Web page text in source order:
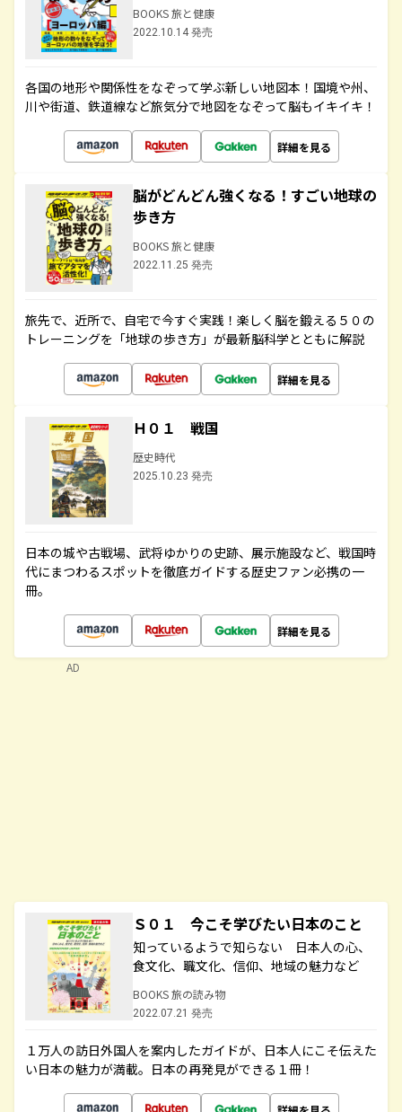
BOOKS 旅と健康
2022.10.14 発売
各国の地形や関係性をなぞって学ぶ新しい地図本！国境や州、
川や街道、鉄道線など旅気分で地図をなぞって脳もイキイキ！
詳細を見る
脳がどんどん強くなる！すごい地球の
歩き方
BOOKS 旅と健康
2022.11.25 発売
旅先で、近所で、自宅で今すぐ実践！楽しく脳を鍛える５０の
トレーニングを「地球の歩き方」が最新脳科学とともに解説
詳細を見る
Ｈ０１ 戦国
歴史時代
2025.10.23 発売
日本の城や古戦場、武将ゆかりの史跡、展示施設など、戦国時
代にまつわるスポットを徹底ガイドする歴史ファン必携の一
冊。
詳細を見る
Ｓ０１ 今こそ学びたい日本のこと
知っているようで知らない 日本人の心、
食文化、職文化、信仰、地域の魅力など
BOOKS 旅の読み物
2022.07.21 発売
１万人の訪日外国人を案内したガイドが、日本人にこそ伝えた
い日本の魅力が満載。日本の再発見ができる１冊！
AD